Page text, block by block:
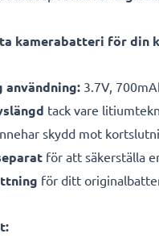
kamerabatteri för din
3.7V,
tack vare
skydd mot
för att säkerställa
för ditt